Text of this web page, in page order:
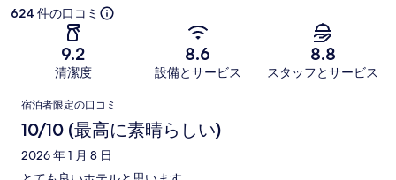
624 件の口コミ
9.2
清潔度
8.6
設備とサービス
8.8
スタッフとサービス
口
コ
ミ
宿泊者限定の口コミ
10/10 (最高に素晴らしい)
2026 年 1 月 8 日